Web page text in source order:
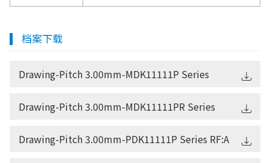
档案下载
Drawing-Pitch 3.00mm-MDK11111P Series
Drawing-Pitch 3.00mm-MDK11111PR Series
Drawing-Pitch 3.00mm-PDK11111P Series RF:A